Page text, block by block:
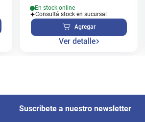
En stock online
Consultá stock en sucursal
Agregar
Ver detalle
Suscribete a nuestro newsletter